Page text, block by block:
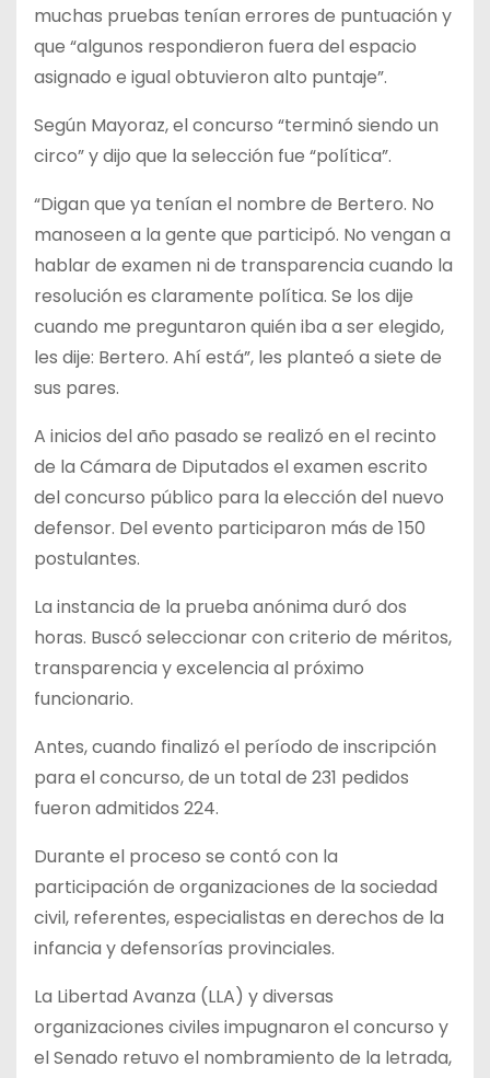
muchas pruebas tenían errores de puntuación y
que “algunos respondieron fuera del espacio
asignado e igual obtuvieron alto puntaje”.
Según Mayoraz, el concurso “terminó siendo un
circo” y dijo que la selección fue “política”.
“Digan que ya tenían el nombre de Bertero. No
manoseen a la gente que participó. No vengan a
hablar de examen ni de transparencia cuando la
resolución es claramente política. Se los dije
cuando me preguntaron quién iba a ser elegido,
les dije: Bertero. Ahí está”, les planteó a siete de
sus pares.
A inicios del año pasado se realizó en el recinto
de la Cámara de Diputados el examen escrito
del concurso público para la elección del nuevo
defensor. Del evento participaron más de 150
postulantes.
La instancia de la prueba anónima duró dos
horas. Buscó seleccionar con criterio de méritos,
transparencia y excelencia al próximo
funcionario.
Antes, cuando finalizó el período de inscripción
para el concurso, de un total de 231 pedidos
fueron admitidos 224.
Durante el proceso se contó con la
participación de organizaciones de la sociedad
civil, referentes, especialistas en derechos de la
infancia y defensorías provinciales.
La Libertad Avanza (LLA) y diversas
organizaciones civiles impugnaron el concurso y
el Senado retuvo el nombramiento de la letrada,